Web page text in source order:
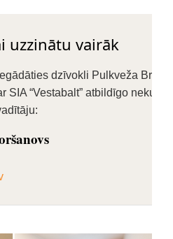
uzzinātu vairāk
dzīvokli Pulkveža
SIA “Vestabalt” atbildīgo